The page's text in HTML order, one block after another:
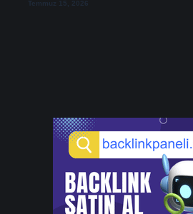
Temmuz 15, 2026